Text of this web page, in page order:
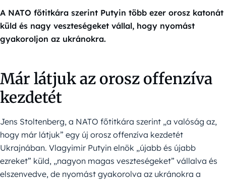
A NATO főtitkára szerint Putyin több ezer orosz katonát
küld és nagy veszteségeket vállal, hogy nyomást
gyakoroljon az ukránokra.
Már látjuk az orosz offenzíva
kezdetét
Jens Stoltenberg, a NATO főtitkára szerint „a valóság az,
hogy már látjuk” egy új orosz offenzíva kezdetét
Ukrajnában. Vlagyimir Putyin elnök „újabb és újabb
ezreket” küld, „nagyon magas veszteségeket” vállalva és
elszenvedve, de nyomást gyakorolva az ukránokra a